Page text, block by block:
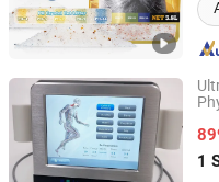
1
Guangzhou Newbelle
Guangdong, China